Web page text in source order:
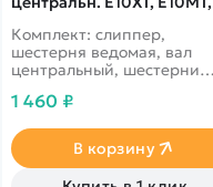
Комплект: слиппер,
шестерня ведомая, вал
центральный, шестерни
для радиоуправляемых
E10MT, E10XTL, E10MTL
1 460 ₽
В корзину